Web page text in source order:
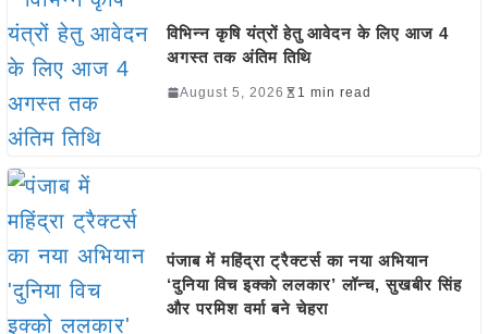
विभिन्न कृषि यंत्रों हेतु आवेदन के लिए आज 4
अगस्त तक अंतिम तिथि
August 5, 2026 1 min read
पंजाब में महिंद्रा ट्रैक्टर्स का नया अभियान
‘दुनिया विच इक्को ललकार’ लॉन्च, सुखबीर सिंह
और परमिश वर्मा बने चेहरा